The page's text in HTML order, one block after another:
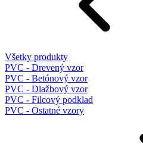
Všetky produkty
PVC - Drevený vzor
PVC - Betónový vzor
PVC - Dlažbový vzor
PVC - Filcový podklad
PVC - Ostatné vzory